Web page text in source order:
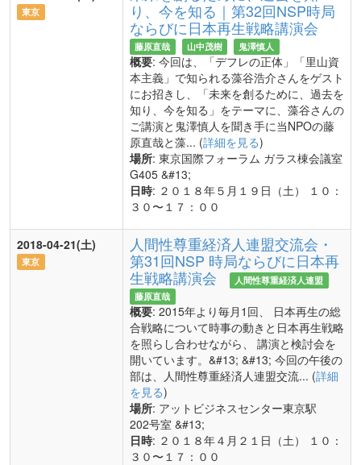
東京
り、今を知る｜第32回NSP時局
ならびに日本再生戦略講演会
藤原直哉 山中茂樹 鬼澤慎人
概要: 今回は、「デフレの正体」「里山資
本主義」で知られる藻谷浩介さんをゲスト
にお招きし、「未来を創るために、過去を
知り、今を知る」をテーマに、藻谷さんの
ご講演と鬼澤慎人を聞き手に当NPOの藤
原直哉と藻... (詳細を見る)
場所: 東京国際フォーラム ガラス棟会議室
G405 &#13;
日時: ２０１８年５月１９日（土） １０：
３０〜１７：００
2018-04-21(土)
東京
人間性尊重経済人連盟交流会・
第31回NSP 時局ならびに日本再
生戦略講演会
人間性尊重経済人連盟
藤原直哉
概要: 2015年より毎月1回、 日本再生の総
合戦略について時事の動きと日本再生戦略
を照らし合わせながら、 講演と検討会を
開いています。&#13; &#13; 今回の午後の
部は、人間性尊重経済人連盟交流... (詳細
を見る)
場所: アットビジネスセンター東京駅
202号室 &#13;
日時: ２０１８年４月２１日（土） １０：
３０〜１７：００